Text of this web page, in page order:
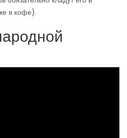
в кофе).